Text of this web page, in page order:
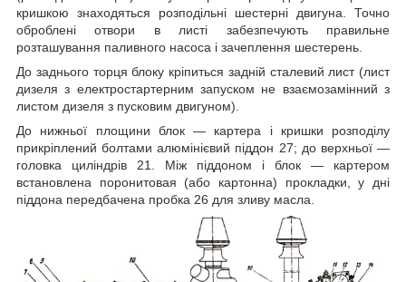
кришкою знаходяться розподільні шестерні двигуна. Точно
оброблені отвори в листі забезпечують правильне
розташування паливного насоса і зачеплення шестерень.
До заднього торця блоку кріпиться задній сталевий лист (лист
дизеля з електростартерним запуском не взаємозамінний з
листом дизеля з пусковим двигуном).
До нижньої площини блок ― картера і кришки розподілу
прикріплений болтами алюмінієвий піддон 27; до верхньої ―
головка циліндрів 21. Між піддоном і блок ― картером
встановлена поронитовая (або картонна) прокладки, у дні
піддона передбачена пробка 26 для зливу масла.